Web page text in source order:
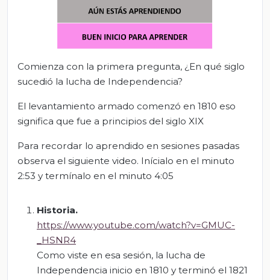
Comienza con la primera pregunta, ¿En qué siglo
sucedió la lucha de Independencia?
El levantamiento armado comenzó en 1810 eso
significa que fue a principios del siglo XIX
Para recordar lo aprendido en sesiones pasadas
observa el siguiente video. Inícialo en el minuto
2:53 y termínalo en el minuto 4:05
Historia.
https://www.youtube.com/watch?v=GMUC-
_HSNR4
Como viste en esa sesión, la lucha de
Independencia inicio en 1810 y terminó el 1821